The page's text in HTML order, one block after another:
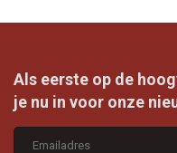
Als eerste op de
je nu in voor onze